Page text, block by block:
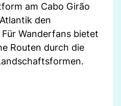
am Cabo Girão
den
Wanderfans bietet
Routen durch die